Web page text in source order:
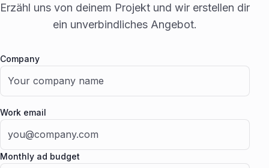
Erzähl uns von deinem Projekt und wir erstellen dir
ein unverbindliches Angebot.
Company
Work email
Monthly ad budget
Fax